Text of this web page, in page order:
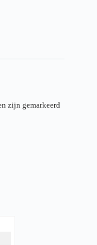
zijn gemarkeerd